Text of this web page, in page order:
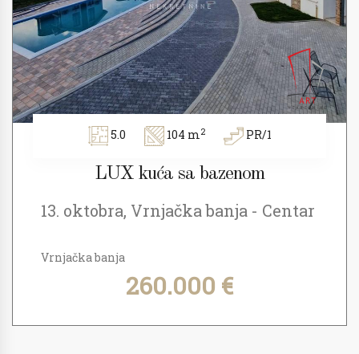
5.0 104 m2 PR/1
LUX kuća sa bazenom
13. oktobra, Vrnjačka banja - Centar
Vrnjačka banja
260.000 €